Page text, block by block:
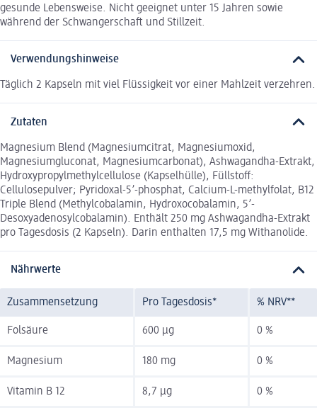
gesunde Lebensweise. Nicht geeignet unter 15 Jahren sowie
während der Schwangerschaft und Stillzeit.
Verwendungshinweise
Täglich 2 Kapseln mit viel Flüssigkeit vor einer Mahlzeit verzehren.
Zutaten
Magnesium Blend (Magnesiumcitrat, Magnesiumoxid,
Magnesiumgluconat, Magnesiumcarbonat), Ashwagandha-Extrakt,
Hydroxypropylmethylcellulose (Kapselhülle), Füllstoff:
Cellulosepulver; Pyridoxal-5’-phosphat, Calcium-L-methylfolat, B12
Triple Blend (Methylcobalamin, Hydroxocobalamin, 5’-
Desoxyadenosylcobalamin). Enthält 250 mg Ashwagandha-Extrakt
pro Tagesdosis (2 Kapseln). Darin enthalten 17,5 mg Withanolide.
Nährwerte
Zusammensetzung Pro Tagesdosis* % NRV**
Folsäure 600 µg 0 %
Magnesium 180 mg 0 %
Vitamin B 12 8,7 µg 0 %